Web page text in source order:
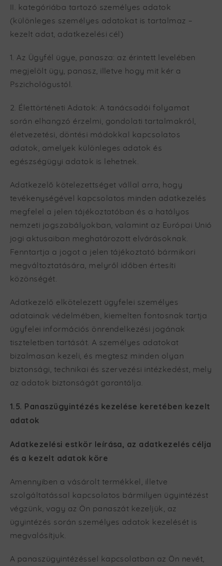
II. kategóriába tartozó személyes adatok
(különleges személyes adatokat is tartalmaz –
kezelt adat, adatkezelési cél)
1. Az Ügyfél ügye, panasza: az érintett levelében
megjelölt ügy, panasz, illetve hogy mit kér a
Pszichológustól.
2. Élettörténeti Adatok: A tanácsadói folyamat
során elhangzó érzelmi, gondolati tartalmakról,
életvezetési, döntési módokkal kapcsolatos
adatok, amelyek különleges adatok és
egészségügyi adatok is lehetnek.
Adatkezelő kötelezettséget vállal arra, hogy
tevékenységével kapcsolatos minden adatkezelés
megfelel a jelen tájékoztatóban és a hatályos
nemzeti jogszabályokban, valamint az Európai Unió
jogi aktusaiban meghatározott elvárásoknak.
Fenntartja a jogot a jelen tájékoztató bármikori
megváltoztatására, melyről időben értesíti
közönségét.
Adatkezelő elkötelezett ügyfelei személyes
adatainak védelmében, kiemelten fontosnak tartja
ügyfelei információs önrendelkezési jogának
tiszteletben tartását. A személyes adatokat
bizalmasan kezeli, és megtesz minden olyan
biztonsági, technikai és szervezési intézkedést, mely
az adatok biztonságát garantálja.
1.5. Panaszügyintézés kezelése keretében kezelt
adatok
Adatkezelési estkör leírása, az adatkezelés célja
és a kezelt adatok köre
Amennyiben a vásárolt termékkel, illetve
szolgáltatással kapcsolatos bármilyen ügyintézést
végzünk, vagy az Ön panaszát kezeljük, az
ügyintézés során személyes adatok kezelését is
megvalósítjuk.
A panaszügyintézéssel kapcsolatban az Ön nevét,